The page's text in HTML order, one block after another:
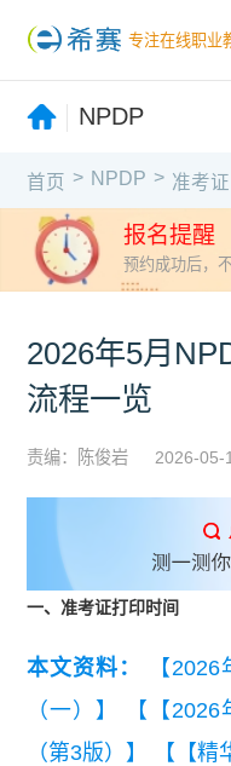
专注在线职业
NPDP
首页 > NPDP > 准考证
报名提醒
预约成功后，
2026年5月
流程一览
责编：陈俊岩 2026-05-
一、准考证打印时间
本文资料：
【
（一）】
【【
（第3版）】
【【